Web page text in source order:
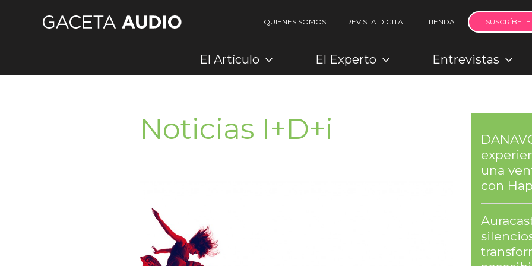
QUIENES SOMOS REVISTA DIGITAL TIENDA SUSCRÍBETE
El Artículo El Experto Entrevistas
Noticias I+D+i
una
con